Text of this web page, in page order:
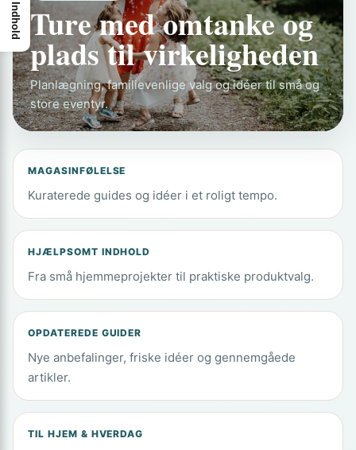
Ture med omtanke og
plads til virkeligheden
Planlægning, familievenlige valg og idéer til små og
store eventyr.
MAGASINFØLELSE
Kuraterede guides og idéer i et roligt tempo.
HJÆLPSOMT INDHOLD
Fra små hjemmeprojekter til praktiske produktvalg.
OPDATEREDE GUIDER
Nye anbefalinger, friske idéer og gennemgåede
artikler.
TIL HJEM & HVERDAG
Indhold